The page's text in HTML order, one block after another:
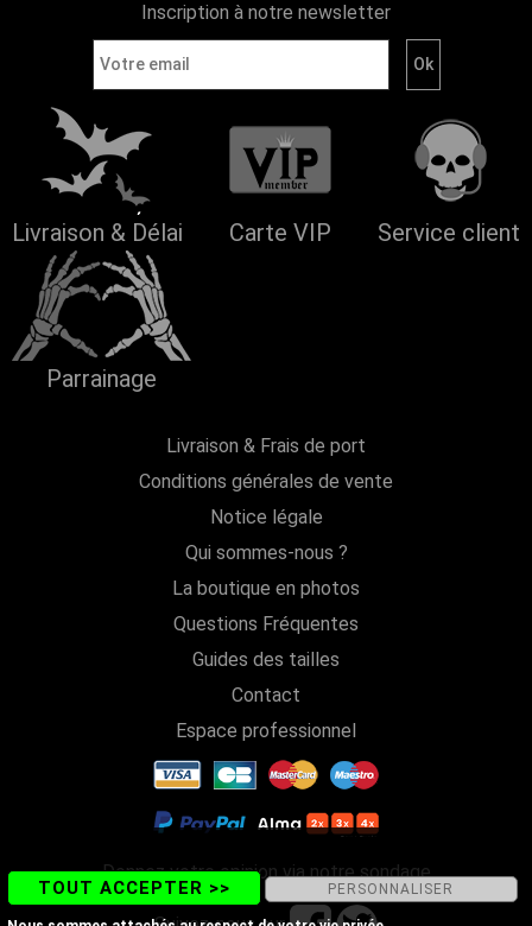
Inscription à notre newsletter
Livraison & Délai Carte VIP Service client
Parrainage
Livraison & Frais de port
Conditions générales de vente
Notice légale
Qui sommes-nous ?
La boutique en photos
Questions Fréquentes
Guides des tailles
Contact
Espace professionnel
Donnez votre opinion via notre sondage
TOUT ACCEPTER >> PERSONNALISER